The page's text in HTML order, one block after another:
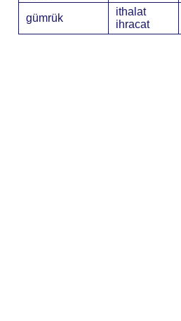
gümrük
ithalat
ihracat